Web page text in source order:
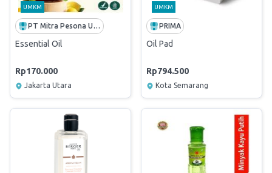
UMKM
PT Mitra Pesona Utama
Essential Oil
Rp170.000
Jakarta Utara
UMKM
PRIMA
Oil Pad
Rp794.500
Kota Semarang